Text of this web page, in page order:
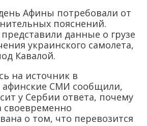
Афины потребовали от
пояснений.
данные о грузе
украинского самолета,
Кавалой.
на источник в
афинские СМИ сообщили,
у Сербии ответа, почему
своевременно
о том, что перевозится